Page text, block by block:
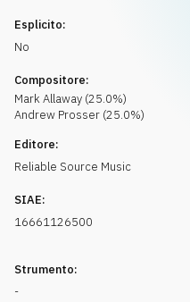
Esplicito:
No
Compositore:
MarkAllaway (25.0%)
Andrew Prosser (25.0%)
Editore:
Reliable Source Music
SIAE:
16661126500
Strumento:
-